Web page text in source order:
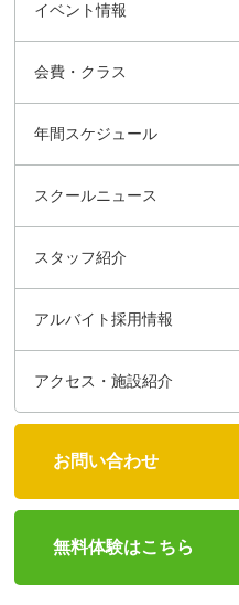
イベント情報
会費・クラス
年間スケジュール
スクールニュース
スタッフ紹介
アルバイト採用情報
アクセス・施設紹介
お問い合わせ
無料体験はこちら